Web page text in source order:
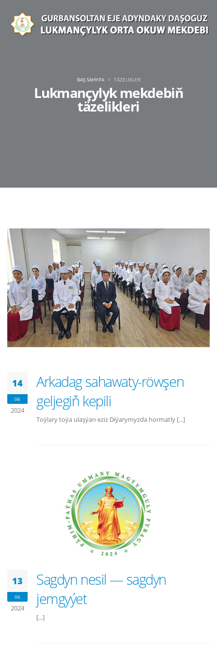
Lukmançylyk mekdebiň
täzelikleri
BAŞ SAHYPA TÄZELIKLER
14
06
2024
Arkadag sahawaty-röwşen
geljegiň kepili
Toýlary toýa ulaşýan eziz Diýarymyzda hormatly [...]
13
06
2024
Sagdyn nesil — sagdyn
jemgyýet
[...]